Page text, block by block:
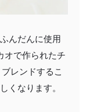
んだんに使用
オで作られたチ
レンドするこ
くなります。